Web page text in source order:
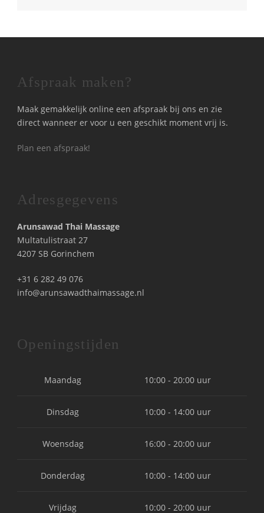
Afspraak maken?
Maak gemakkelijk online een afspraak bij ons en zie
direct wanneer er voor u een geschikt moment vrij is.
Plan een afspraak!
Adresgegevens
Arunsawad Thai Massage
Multatulistraat 27
4207 SB Gorinchem
+31 6 282 49 076
info@arunsawadthaimassage.nl
Openingstijden
Maandag 10:00 - 20:00 uur
Dinsdag 10:00 - 14:00 uur
Woensdag 16:00 - 20:00 uur
Donderdag 10:00 - 14:00 uur
Vrijdag 10:00 - 20:00 uur